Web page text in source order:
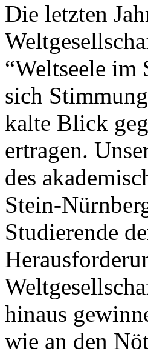
Die letzten
“Weltseele im
sich
kalte Blick
ertragen.
des
Stein-
Studierende
hinaus
wie an den